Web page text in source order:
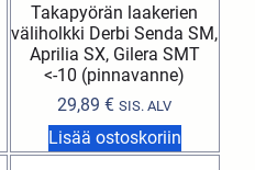
Takapyörän laakerien
väliholkki Derbi Senda SM,
Aprilia SX, Gilera SMT
<-10 (pinnavanne)
29,89€ SIS. ALV
Lisää ostoskoriin